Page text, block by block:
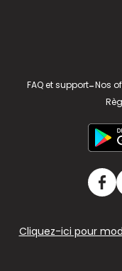
FAQ et support-Nos
Cliquez-ici pour